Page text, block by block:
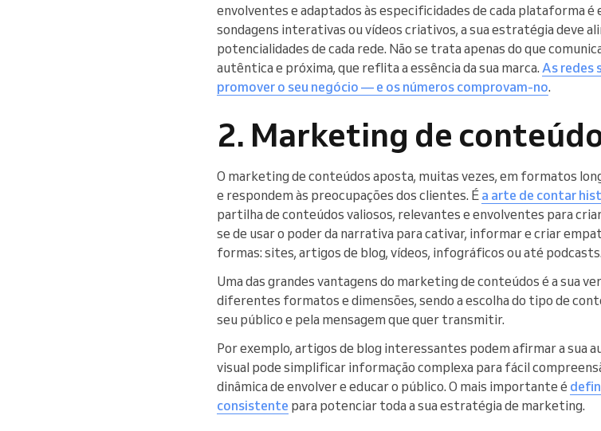
envolventes e adaptados às especificidades de cada plataforma é
sondagens interativas ou vídeos criativos, a sua estratégia deve
potencialidades de cada rede. Não se trata apenas do que
autêntica e próxima, que reflita a essência da sua marca. As redes
promover o seu negócio — e os números comprovam-no.
2. Marketing de
O marketing de conteúdos aposta, muitas vezes, em formatos
e respondem às preocupações dos clientes. É a arte de contar
partilha de conteúdos valiosos, relevantes e envolventes para
se de usar o poder da narrativa para cativar, informar e criar
formas: sites, artigos de blog, vídeos, infográficos ou até podcasts.
Uma das grandes vantagens do marketing de conteúdos é a sua
diferentes formatos e dimensões, sendo a escolha do tipo de
seu público e pela mensagem que quer transmitir.
Por exemplo, artigos de blog interessantes podem afirmar a sua
visual pode simplificar informação complexa para fácil
dinâmica de envolver e educar o público. O mais importante é
consistente para potenciar toda a sua estratégia de marketing.